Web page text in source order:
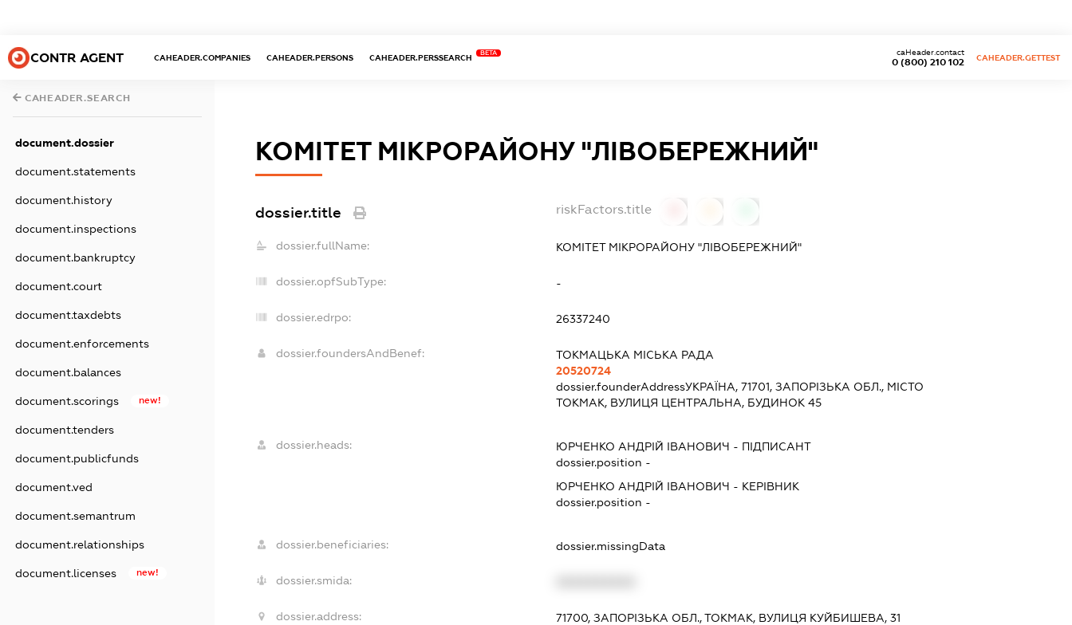
CONTR AGENT CAHEADER.COMPANIES CAHEADER.PERSONS CAHEADER.PERSSEARCH
BETA
0 (800) 210 102
caHeader.contact
CAHEADER.GETTEST
CAHEADER.SEARCH
document.dossier
document.statements
document.history
document.inspections
document.bankruptcy
document.court
document.taxdebts
document.enforcements
document.balances
document.scorings new!
document.tenders
document.publicfunds
document.ved
document.semantrum
document.relationships
document.licenses new!
КОМІТЕТ МІКРОРАЙОНУ "ЛІВОБЕРЕЖНИЙ"
dossier.title riskFactors.title
dossier.fullName: КОМІТЕТ МІКРОРАЙОНУ "ЛІВОБЕРЕЖНИЙ"
dossier.opfSubType: -
dossier.edrpo: 26337240
dossier.foundersAndBenef:
ТОКМАЦЬКА МІСЬКА РАДА
20520724
dossier.founderAddressУКРАЇНА, 71701, ЗАПОРІЗЬКА ОБЛ., МІСТО
ТОКМАК, ВУЛИЦЯ ЦЕНТРАЛЬНА, БУДИНОК 45
dossier.heads: ЮРЧЕНКО АНДРІЙ ІВАНОВИЧ - ПІДПИСАНТ
dossier.position -
ЮРЧЕНКО АНДРІЙ ІВАНОВИЧ - КЕРІВНИК
dossier.position -
dossier.beneficiaries: dossier.missingData
dossier.smida:
dossier.address: 71700, ЗАПОРІЗЬКА ОБЛ., ТОКМАК, ВУЛИЦЯ КУЙБИШЕВА, 31